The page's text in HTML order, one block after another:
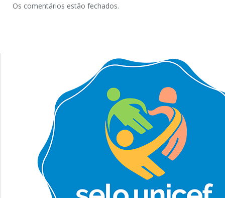
Os comentários estão fechados.